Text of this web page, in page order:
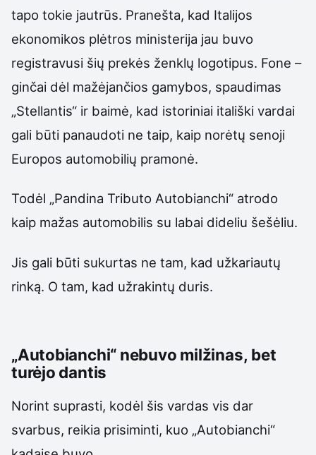
tapo tokie jautrūs. Pranešta, kad Italijos
ekonomikos plėtros ministerija jau buvo
registravusi šių prekės ženklų logotipus. Fone –
ginčai dėl mažėjančios gamybos, spaudimas
„Stellantis“ ir baimė, kad istoriniai itališki vardai
gali būti panaudoti ne taip, kaip norėtų senoji
Europos automobilių pramonė.
Todėl „Pandina Tributo Autobianchi“ atrodo
kaip mažas automobilis su labai dideliu šešėliu.
Jis gali būti sukurtas ne tam, kad užkariautų
rinką. O tam, kad užrakintų duris.
„Autobianchi“ nebuvo milžinas, bet
turėjo dantis
Norint suprasti, kodėl šis vardas vis dar
svarbus, reikia prisiminti, kuo „Autobianchi“